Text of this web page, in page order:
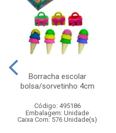
Borracha escolar
bolsa/sorvetinho 4cm
Código: 495186
Embalagem: Unidade
Caixa Com: 576 Unidade(s)